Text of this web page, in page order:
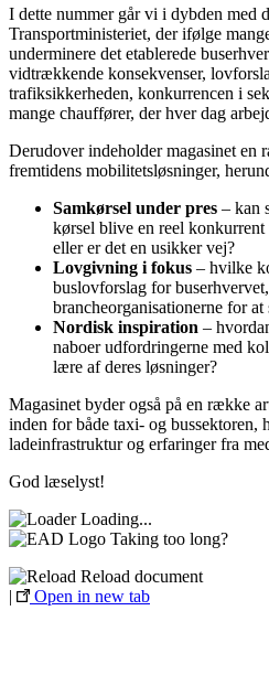
I dette nummer går vi i dybden med
Transportministeriet, der ifølge
underminere det etablerede
vidtrækkende konsekvenser,
trafiksikkerheden, konkurrencen i
mange chauffører, der hver dag
Derudover indeholder magasinet
fremtidens mobilitetsløsninger,
Samkørsel under pres – kan
kørsel blive en reel
eller er det en usikker vej?
Lovgivning i fokus – hvilke
buslovforslag for
brancheorganisationerne for
Nordisk inspiration –
naboer udfordringerne med
lære af deres løsninger?
Magasinet byder også på en række
inden for både taxi- og bussektoren,
ladeinfrastruktur og erfaringer fra
God læselyst!
Loading...
Taking too long?
Reload document
|
Open in new tab